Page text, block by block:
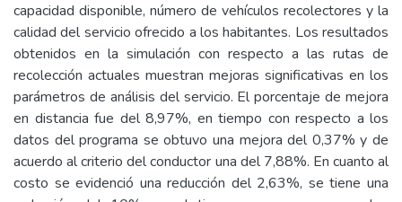
capacidad disponible, número de vehículos recolectores y la
calidad del servicio ofrecido a los habitantes. Los resultados
obtenidos en la simulación con respecto a las rutas de
recolección actuales muestran mejoras significativas en los
parámetros de análisis del servicio. El porcentaje de mejora
en distancia fue del 8,97%, en tiempo con respecto a los
datos del programa se obtuvo una mejora del 0,37% y de
acuerdo al criterio del conductor una del 7,88%. En cuanto al
costo se evidenció una reducción del 2,63%, se tiene una